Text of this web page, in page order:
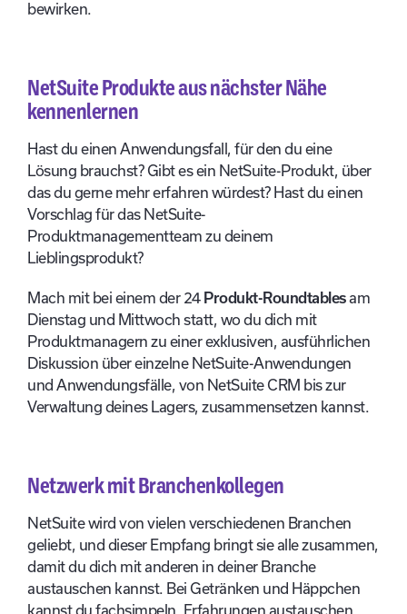
bewirken.
NetSuite Produkte aus nächster Nähe
kennenlernen
Hast du einen Anwendungsfall, für den du eine
Lösung brauchst? Gibt es ein NetSuite-Produkt, über
das du gerne mehr erfahren würdest? Hast du einen
Vorschlag für das NetSuite-
Produktmanagementteam zu deinem
Lieblingsprodukt?
Mach mit bei einem der 24 Produkt-Roundtablesam
Dienstag und Mittwoch statt, wo du dich mit
Produktmanagern zu einer exklusiven, ausführlichen
Diskussion über einzelne NetSuite-Anwendungen
und Anwendungsfälle, von NetSuite CRM bis zur
Verwaltung deines Lagers, zusammensetzen kannst.
Netzwerk mit Branchenkollegen
NetSuite wird von vielen verschiedenen Branchen
geliebt, und dieser Empfang bringt sie alle zusammen,
damit du dich mit anderen in deiner Branche
austauschen kannst. Bei Getränken und Häppchen
kannst du fachsimpeln, Erfahrungen austauschen